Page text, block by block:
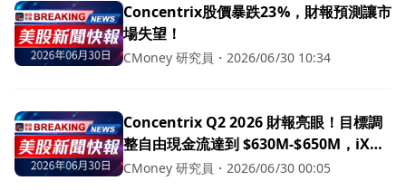
Concentrix股價暴跌23%，財報預測讓市
場失望！
CMoney 研究員 ・ 2026/06/30 10:34
Concentrix Q2 2026 財報亮眼！目標調
整自由現金流達到 $630M-$650M，iX
Suite 年度經常性收入有望突破 $120M
CMoney 研究員 ・ 2026/06/30 00:05